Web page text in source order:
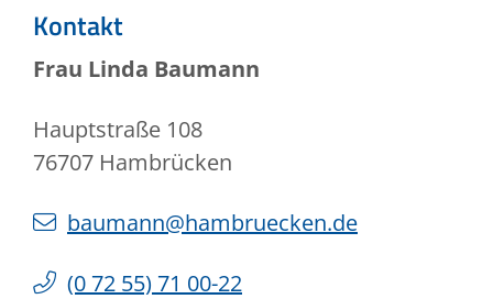
Kontakt
Frau Linda Baumann
Hauptstraße 108
76707 Hambrücken
baumann@hambruecken.de
(072 55) 71 00-22